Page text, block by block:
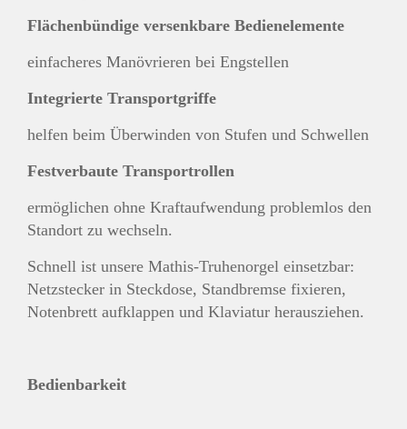
Flächenbündige versenkbare Bedienelemente
einfacheres Manövrieren bei Engstellen
Integrierte Transportgriffe
helfen beim Überwinden von Stufen und Schwellen
Festverbaute Transportrollen
ermöglichen ohne Kraftaufwendung problemlos den
Standort zu wechseln.
Schnell ist unsere Mathis-Truhenorgel einsetzbar:
Netzstecker in Steckdose, Standbremse fixieren,
Notenbrett aufklappen und Klaviatur herausziehen.
Bedienbarkeit